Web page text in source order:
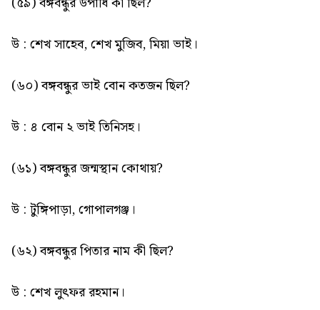
উ : শেখ সাহেব, শেখ মুজিব, মিয়া ভাই।
(৬০) বঙ্গবন্ধুর ভাই বোন কতজন ছিল?
উ : ৪ বোন ২ ভাই তিনিসহ।
(৬১) বঙ্গবন্ধুর জন্মস্থান কোথায়?
উ : টুঙ্গিপাড়া, গোপালগঞ্জ।
(৬২) বঙ্গবন্ধুর পিতার নাম কী ছিল?
উ : শেখ লুৎফর রহমান।